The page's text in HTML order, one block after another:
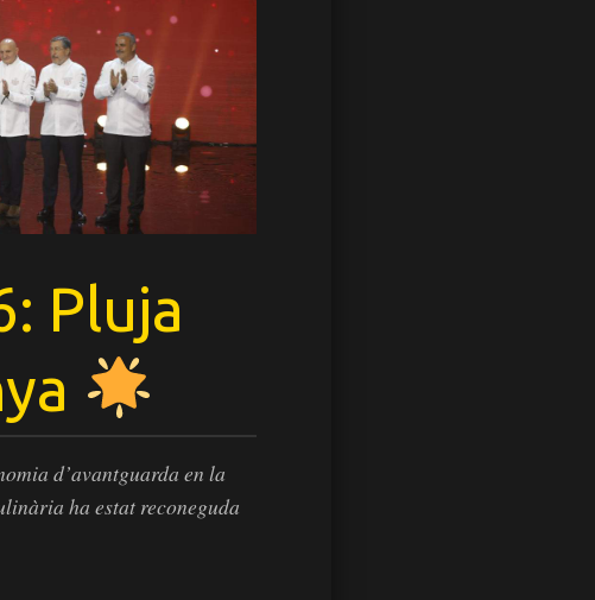
Pluja
d’avantguarda en la
ha estat reconeguda